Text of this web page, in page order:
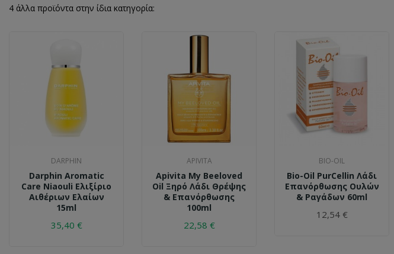
4 άλλα προϊόντα στην ίδια κατηγορία:
DARPHIN
Darphin Aromatic
Care Niaouli Ελιξίριο
Αιθέριων Ελαίων
15ml
35,40 €
APIVITA
Apivita My Beeloved
Oil Ξηρό Λάδι Θρέψης
& Επανόρθωσης
100ml
22,58 €
BIO-OIL
Bio-Oil PurCellin Λάδι
Επανόρθωσης Ουλών
& Ραγάδων 60ml
12,54 €